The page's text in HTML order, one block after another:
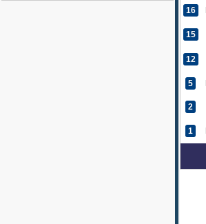
16
15
12
5
2
1